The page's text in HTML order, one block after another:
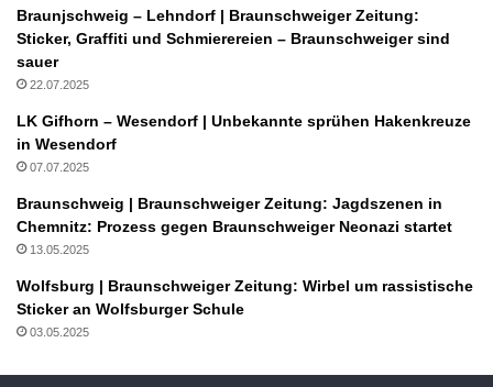
Braunjschweig – Lehndorf | Braunschweiger Zeitung:
Sticker, Graffiti und Schmierereien – Braunschweiger sind
sauer
22.07.2025
LK Gifhorn – Wesendorf | Unbekannte sprühen Hakenkreuze
in Wesendorf
07.07.2025
Braunschweig | Braunschweiger Zeitung: Jagdszenen in
Chemnitz: Prozess gegen Braunschweiger Neonazi startet
13.05.2025
Wolfsburg | Braunschweiger Zeitung: Wirbel um rassistische
Sticker an Wolfsburger Schule
03.05.2025